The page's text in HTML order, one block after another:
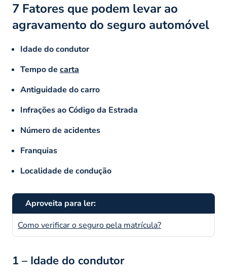
7 Fatores que podem levar ao
agravamento do seguro automóvel
Idade do condutor
Tempo de carta
Antiguidade do carro
Infrações ao Código da Estrada
Número de acidentes
Franquias
Localidade de condução
Aproveita para ler:
Como verificar o seguro pela matrícula?
1 – Idade do condutor